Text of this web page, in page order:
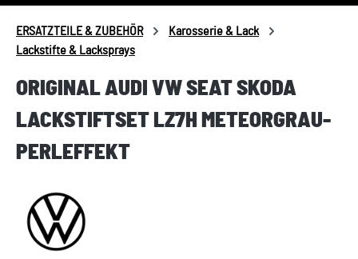
ERSATZTEILE & ZUBEHÖR
Karosserie & Lack
Lackstifte & Lacksprays
ORIGINAL AUDI VW SEAT SKODA
LACKSTIFTSET LZ7H METEORGRAU-
PERLEFFEKT